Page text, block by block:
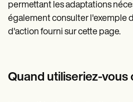
permettant les adaptations
également consulter l'exemple
d'action fourni sur cette page.
Quand utiliseriez-vous